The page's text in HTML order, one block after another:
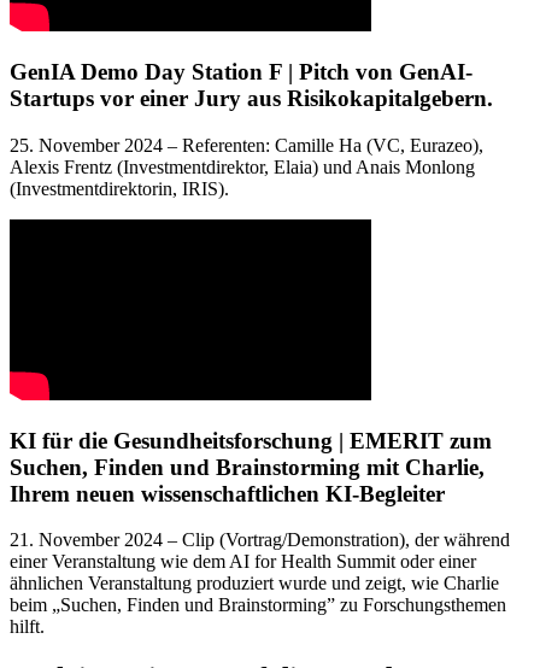
GenIA Demo Day Station F | Pitch von GenAI-
Startups vor einer Jury aus Risikokapitalgebern.
25. November 2024 – Referenten: Camille Ha (VC, Eurazeo),
Alexis Frentz (Investmentdirektor, Elaia) und Anais Monlong
(Investmentdirektorin, IRIS).
KI für die Gesundheitsforschung | EMERIT zum
Suchen, Finden und Brainstorming mit Charlie,
Ihrem neuen wissenschaftlichen KI-Begleiter
21. November 2024 – Clip (Vortrag/Demonstration), der während
einer Veranstaltung wie dem AI for Health Summit oder einer
ähnlichen Veranstaltung produziert wurde und zeigt, wie Charlie
beim „Suchen, Finden und Brainstorming” zu Forschungsthemen
hilft.